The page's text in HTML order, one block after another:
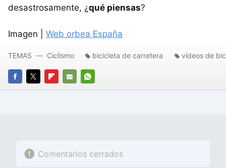
desastrosamente, ¿qué piensas?
Imagen | Web orbea España
FACEBOOK
TWITTERFLIPBOARD
E-
WHATSAPP
TEMAS Ciclismo bicicleta de carretera vídeos de
Comentarios cerrados